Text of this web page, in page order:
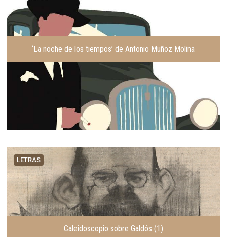
‘La noche de los tiempos’ de Antonio Muñoz Molina
LETRAS
Caleidoscopio sobre Galdós (1)